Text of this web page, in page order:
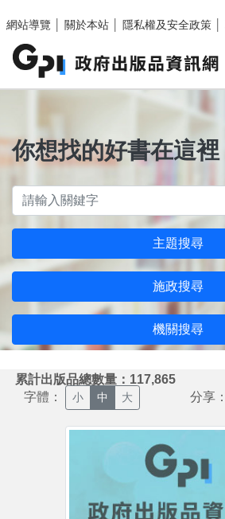
網站導覽
關於本站 隱私權及安全政策
你想找的好書在這裡
主題搜尋
施政搜尋
機關搜尋
累計出版品總數量：117,865
字體： 小 中 大 分享：